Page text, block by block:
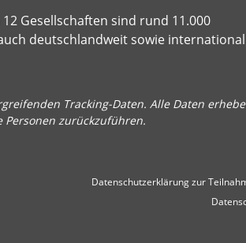
Gesellschaften sind rund 11.000
deutschlandweit sowie
Tracking-Daten. Alle Daten
zurückzuführen.
Datenschutzerklärung zur